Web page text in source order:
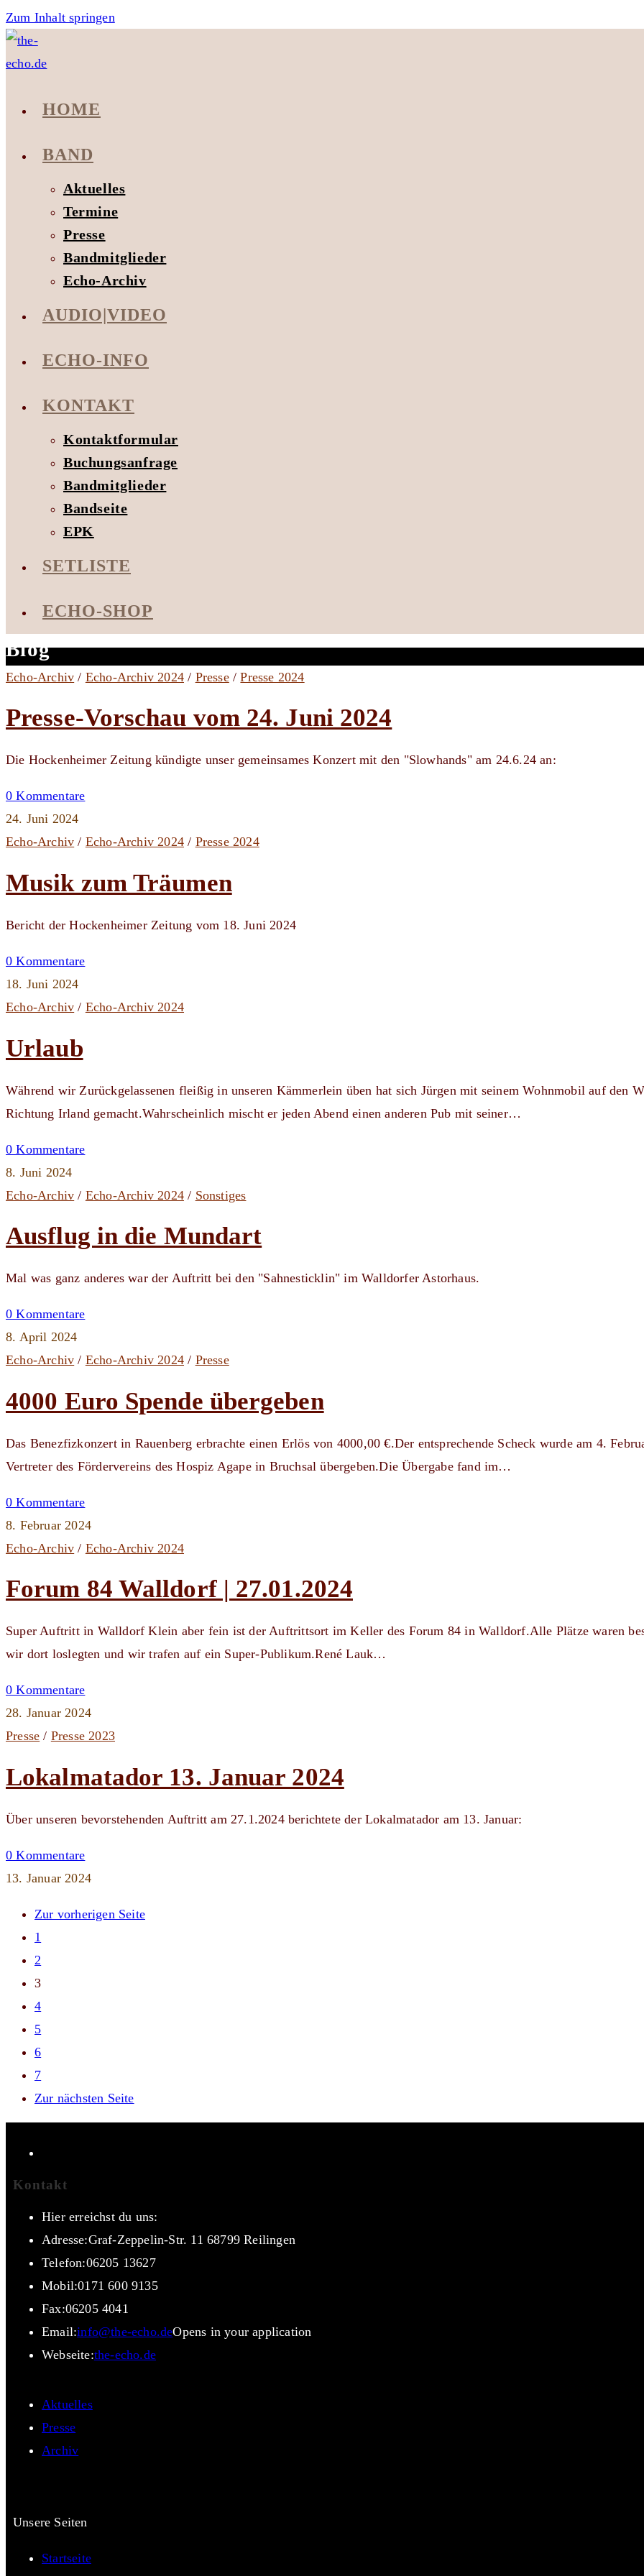
Zum Inhalt springen
HOME
BAND
Aktuelles
Termine
Presse
Bandmitglieder
Echo-Archiv
AUDIO|VIDEO
ECHO-INFO
KONTAKT
Kontaktformular
Buchungsanfrage
Bandmitglieder
Bandseite
EPK
SETLISTE
ECHO-SHOP
Blog
Echo-Archiv / Echo-Archiv 2024 / Presse/Presse 2024
Presse-Vorschau vom 24. Juni 2024
Die Hockenheimer Zeitung kündigte unser gemeinsames Konzert mit den "Slowhands" am 24.6.24 an:
0 Kommentare
24. Juni 2024
Echo-Archiv / Echo-Archiv 2024 / Presse 2024
Musik zum Träumen
Bericht der Hockenheimer Zeitung vom 18. Juni 2024
0 Kommentare
18. Juni 2024
Echo-Archiv / Echo-Archiv 2024
Urlaub
Während wir Zurückgelassenen fleißig in unseren Kämmerlein üben hat sich Jürgen mit seinem Wohnmobil auf den
Richtung Irland gemacht.Wahrscheinlich mischt er jeden Abend einen anderen Pub mit seiner…
0 Kommentare
8. Juni 2024
Echo-Archiv / Echo-Archiv 2024 / Sonstiges
Ausflug in die Mundart
Mal was ganz anderes war der Auftritt bei den "Sahnesticklin" im Walldorfer Astorhaus.
0 Kommentare
8. April 2024
Echo-Archiv / Echo-Archiv 2024 / Presse
4000 Euro Spende übergeben
Das Benezfizkonzert in Rauenberg erbrachte einen Erlös von 4000,00 €.Der entsprechende Scheck wurde am 4.
Vertreter des Fördervereins des Hospiz Agape in Bruchsal übergeben.Die Übergabe fand im…
0 Kommentare
8. Februar 2024
Echo-Archiv / Echo-Archiv 2024
Forum 84 Walldorf | 27.01.2024
Super Auftritt in Walldorf Klein aber fein ist der Auftrittsort im Keller des Forum 84 in Walldorf.Alle Plätze waren
wir dort loslegten und wir trafen auf ein Super-Publikum.René Lauk…
0 Kommentare
28. Januar 2024
Presse / Presse 2023
Lokalmatador 13. Januar 2024
Über unseren bevorstehenden Auftritt am 27.1.2024 berichtete der Lokalmatador am 13. Januar:
0 Kommentare
13. Januar 2024
Zur vorherigen Seite
1
2
3
4
5
6
7
Zur nächsten Seite
Kontakt
Hier erreichst du uns:
Adresse:Graf-Zeppelin-Str. 11 68799 Reilingen
Telefon:06205 13627
Mobil:0171 600 9135
Fax:06205 4041
Email:info@the-echo.deOpens in your application
Webseite:the-echo.de
Aktuelles
Presse
Archiv
Unsere Seiten
Startseite